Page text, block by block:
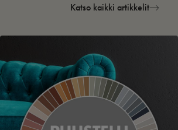
Katso kaikki artikkelit